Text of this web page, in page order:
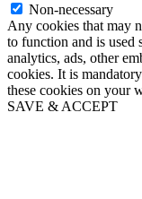
Non-necessary
Any cookies that may
to function and is used
analytics, ads, other
cookies. It is
these cookies on your
SAVE & ACCEPT